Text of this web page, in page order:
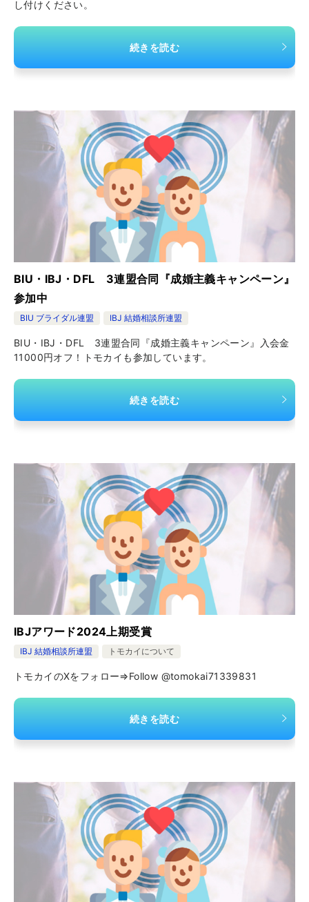
し付けください。
続きを読む
BIU・IBJ・DFL 3連盟合同『成婚主義キャンペーン』
参加中
BIU ブライダル連盟 IBJ 結婚相談所連盟
BIU・IBJ・DFL 3連盟合同『成婚主義キャンペーン』入会金
11000円オフ！トモカイも参加しています。
続きを読む
IBJアワード2024上期受賞
IBJ 結婚相談所連盟 トモカイについて
トモカイのXをフォロー⇒Follow @tomokai71339831
続きを読む